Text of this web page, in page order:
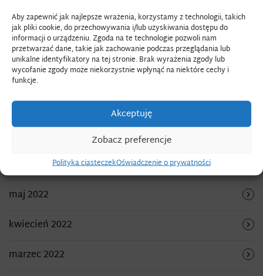
Aby zapewnić jak najlepsze wrażenia, korzystamy z technologii, takich
jak pliki cookie, do przechowywania i/lub uzyskiwania dostępu do
informacji o urządzeniu. Zgoda na te technologie pozwoli nam
przetwarzać dane, takie jak zachowanie podczas przeglądania lub
unikalne identyfikatory na tej stronie. Brak wyrażenia zgody lub
wycofanie zgody może niekorzystnie wpłynąć na niektóre cechy i
funkcje.
Akceptuję
Zobacz preferencje
Polityka ciasteczekOświadczenie o prywatności
kwiecień 2023
marzec 2023
grudzień 2022
listopad 2022
sierpień 2022
maj 2022
kwiecień 2022
marzec 2022